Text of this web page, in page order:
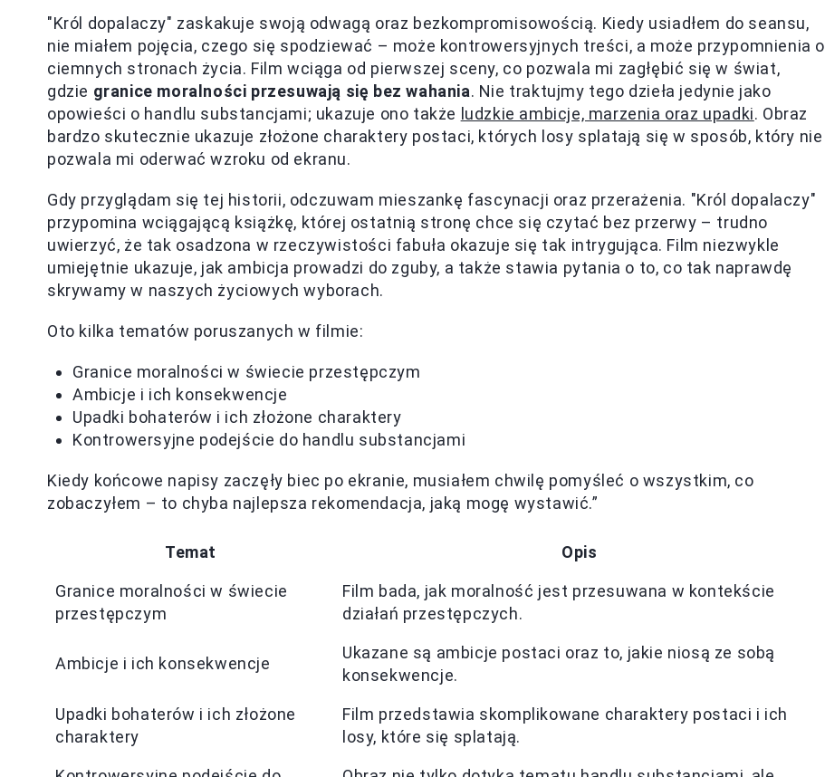
"Król dopalaczy" zaskakuje swoją odwagą oraz bezkompromisowością. Kiedy usiadłem do seansu,
nie miałem pojęcia, czego się spodziewać – może kontrowersyjnych treści, a może przypomnienia o
ciemnych stronach życia. Film wciąga od pierwszej sceny, co pozwala mi zagłębić się w świat,
gdzie granice moralności przesuwają się bez wahania. Nie traktujmy tego dzieła jedynie jako
opowieści o handlu substancjami; ukazuje ono także ludzkie ambicje, marzenia oraz upadki. Obraz
bardzo skutecznie ukazuje złożone charaktery postaci, których losy splatają się w sposób, który nie
pozwala mi oderwać wzroku od ekranu.
Gdy przyglądam się tej historii, odczuwam mieszankę fascynacji oraz przerażenia. "Król dopalaczy"
przypomina wciągającą książkę, której ostatnią stronę chce się czytać bez przerwy – trudno
uwierzyć, że tak osadzona w rzeczywistości fabuła okazuje się tak intrygująca. Film niezwykle
umiejętnie ukazuje, jak ambicja prowadzi do zguby, a także stawia pytania o to, co tak naprawdę
skrywamy w naszych życiowych wyborach.
Oto kilka tematów poruszanych w filmie:
Granice moralności w świecie przestępczym
Ambicje i ich konsekwencje
Upadki bohaterów i ich złożone charaktery
Kontrowersyjne podejście do handlu substancjami
Kiedy końcowe napisy zaczęły biec po ekranie, musiałem chwilę pomyśleć o wszystkim, co
zobaczyłem – to chyba najlepsza rekomendacja, jaką mogę wystawić.”
Temat Opis
Granice moralności w świecie
przestępczym
Film bada, jak moralność jest przesuwana w kontekście
działań przestępczych.
Ambicje i ich konsekwencje
Ukazane są ambicje postaci oraz to, jakie niosą ze sobą
konsekwencje.
Upadki bohaterów i ich złożone
charaktery
Film przedstawia skomplikowane charaktery postaci i ich
losy, które się splatają.